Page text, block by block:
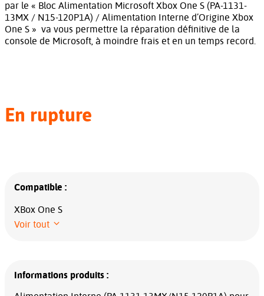
par le « Bloc Alimentation Microsoft Xbox One S (PA-1131-
13MX / N15-120P1A) / Alimentation Interne d’Origine Xbox
One S » va vous permettre la réparation définitive de la
console de Microsoft, à moindre frais et en un temps record.
En rupture
Compatible :
XBox One S
Voir tout
Informations produits :